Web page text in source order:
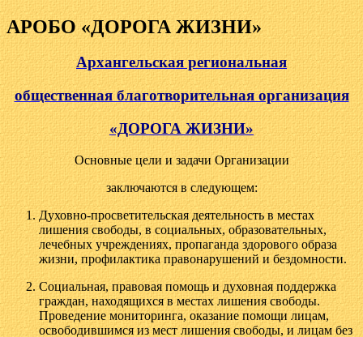
АРОБО «ДОРОГА ЖИЗНИ»
Архангельская региональная
общественная благотворительная организация
«ДОРОГА ЖИЗНИ»
Основные цели и задачи Организации
заключаются в следующем:
Духовно-просветительская деятельность в местах
лишения свободы, в социальных, образовательных,
лечебных учреждениях, пропаганда здорового образа
жизни, профилактика правонарушений и бездомности.
Социальная, правовая помощь и духовная поддержка
граждан, находящихся в местах лишения свободы.
Проведение мониторинга, оказание помощи лицам,
освободившимся из мест лишения свободы, и лицам без